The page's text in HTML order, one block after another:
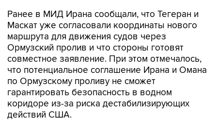
Ранее в МИД Ирана сообщали, что Тегеран и
Маскат уже согласовали координаты нового
маршрута для движения судов через
Ормузский пролив и что стороны готовят
совместное заявление. При этом отмечалось,
что потенциальное соглашение Ирана и Омана
по Ормузскому проливу не сможет
гарантировать безопасность в водном
коридоре из-за риска дестабилизирующих
действий США.